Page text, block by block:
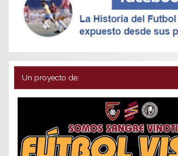
Un proyecto de: